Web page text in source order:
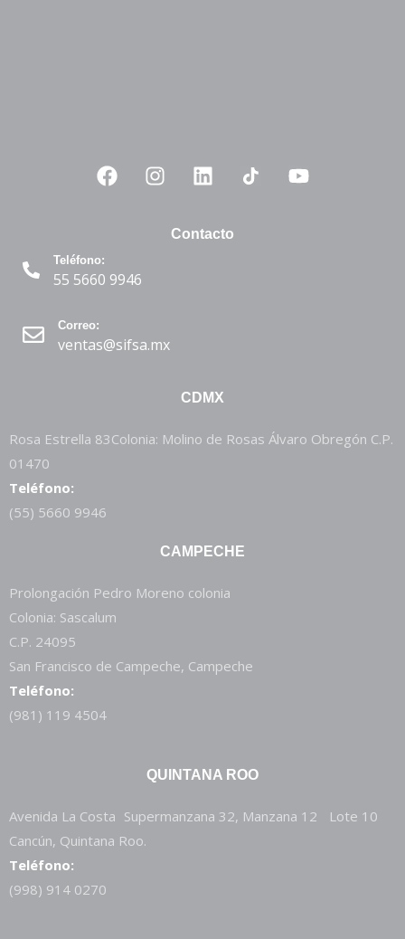
Contacto
Teléfono:
55 5660 9946
Correo:
ventas@sifsa.mx
CDMX
Rosa Estrella 83Colonia: Molino de Rosas Álvaro Obregón C.P.
01470
Teléfono:
(55) 5660 9946
CAMPECHE
Prolongación Pedro Moreno colonia
Colonia: Sascalum
C.P. 24095
San Francisco de Campeche, Campeche
Teléfono:
(981) 119 4504
QUINTANA ROO
Avenida La Costa Supermanzana 32, Manzana 12 Lote 10
Cancún, Quintana Roo.
Teléfono:
(998) 914 0270